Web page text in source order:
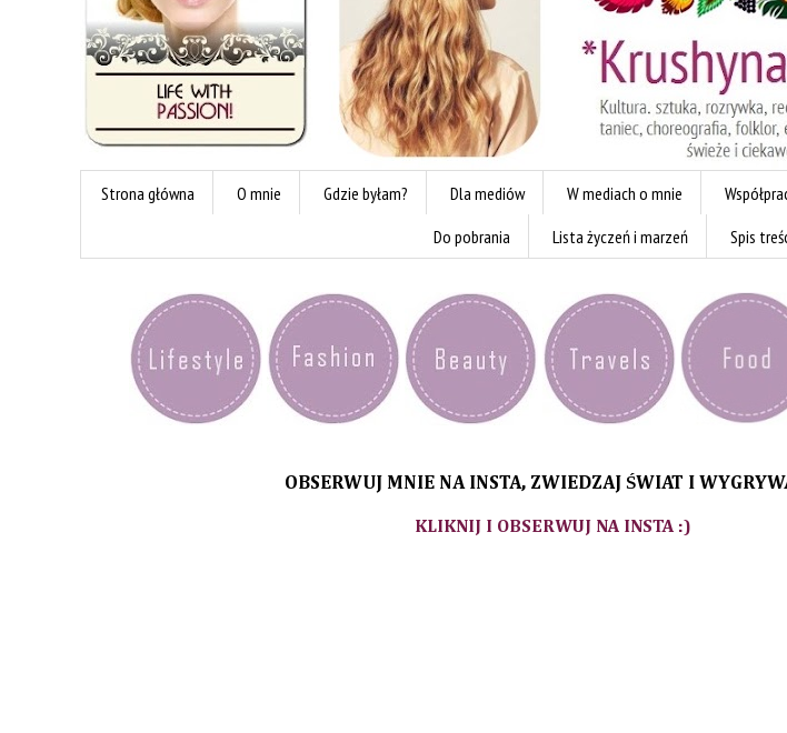
Strona główna O mnie Gdzie byłam? Dla mediów W mediach o mnie
Do pobrania
Lista życzeń i marzeń Spis
OBSERWUJ MNIE NA INSTA, ZWIEDZAJ ŚWIAT I
KLIKNIJ I OBSERWUJ NA INSTA :)